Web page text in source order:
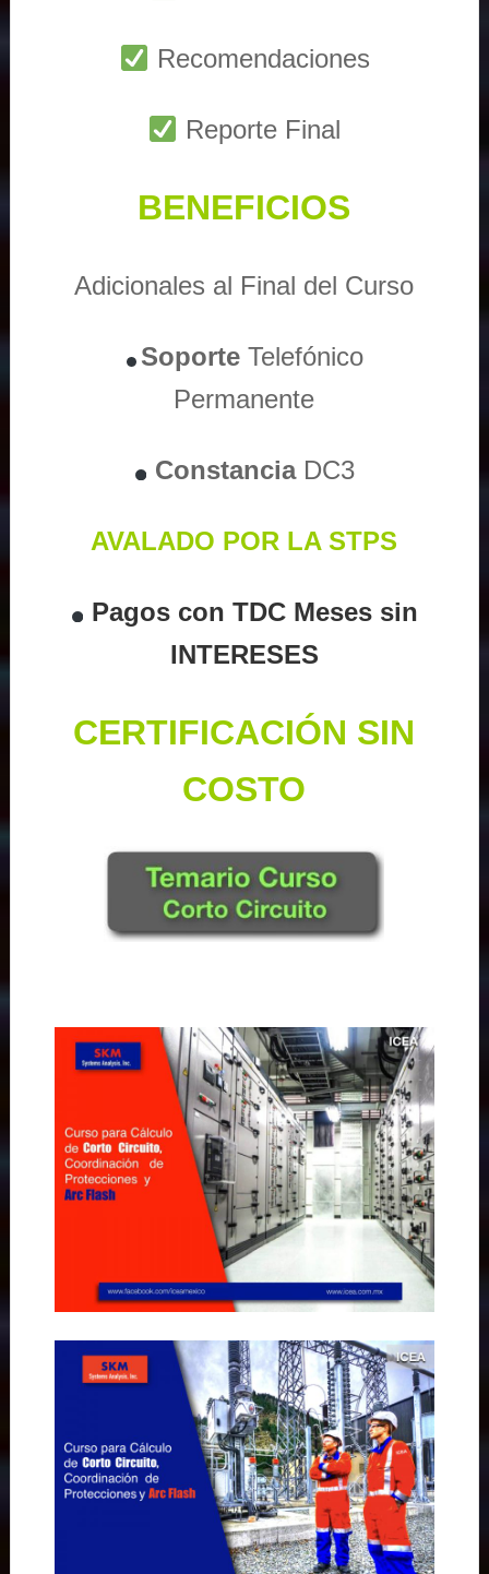
Recomendaciones
Reporte Final
BENEFICIOS
Adicionales al Final del Curso
Soporte Telefónico
Permanente
ConstanciaDC3
AVALADO POR LA STPS
Pagos con TDC Meses sin
INTERESES
CERTIFICACIÓN SIN
COSTO